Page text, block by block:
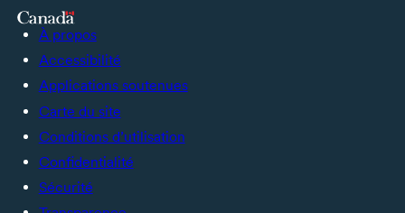
À propos
Accessibilité
Applications soutenues
Carte du site
Conditions d’utilisation
Confidentialité
Sécurité